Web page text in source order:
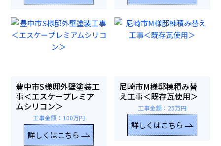
豊中市S様邸外壁塗装工
事＜エスケープレミア
ムシリコン＞
工事金額：100万円
詳しくはこちら
尼崎市M様邸棟積み替
え工事＜既存瓦使用＞
工事金額：25万円
詳しくはこちら